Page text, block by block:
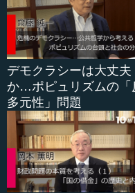
にじわっと入れようとし
の名前を出すなら付き合
ったのですが、これに
た。これは菅氏を巻き込
バイデン政権ができて
外に行ったのは、日本が
本に国務長官と国防長
事で、菅氏がバイデン氏
イデン氏は、尖閣列島は
てくれたのです。これ
何となくそれを言って
デモクラシーは大丈夫
か…ポピュリズムの「
多元性」問題